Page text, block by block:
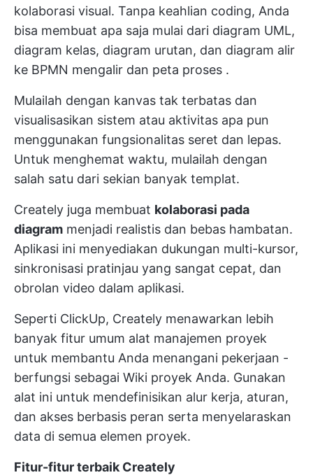
kolaborasi visual. Tanpa keahlian coding, Anda
bisa membuat apa saja mulai dari diagram UML,
diagram kelas, diagram urutan, dan diagram alir
ke BPMN mengalir dan peta proses .
Mulailah dengan kanvas tak terbatas dan
visualisasikan sistem atau aktivitas apa pun
menggunakan fungsionalitas seret dan lepas.
Untuk menghemat waktu, mulailah dengan
salah satu dari sekian banyak templat.
Creately juga membuat kolaborasi pada
diagram menjadi realistis dan bebas hambatan.
Aplikasi ini menyediakan dukungan multi-kursor,
sinkronisasi pratinjau yang sangat cepat, dan
obrolan video dalam aplikasi.
Seperti ClickUp, Creately menawarkan lebih
banyak fitur umum alat manajemen proyek
untuk membantu Anda menangani pekerjaan -
berfungsi sebagai Wiki proyek Anda. Gunakan
alat ini untuk mendefinisikan alur kerja, aturan,
dan akses berbasis peran serta menyelaraskan
data di semua elemen proyek.
Fitur-fitur terbaik Creately